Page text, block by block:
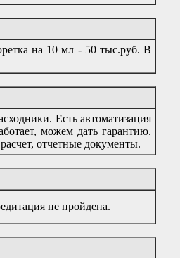
на 10 мл - 50 тыс.руб. В
Есть автоматизация
можем дать гарантию.
отчетные документы.
не пройдена.